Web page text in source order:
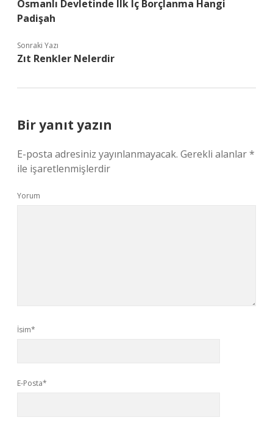
Osmanlı Devletinde Ilk Iç Borçlanma Hangi
Padişah
Sonraki Yazı
Zıt Renkler Nelerdir
Bir yanıt yazın
E-posta adresiniz yayınlanmayacak. Gerekli alanlar*
ile işaretlenmişlerdir
Yorum
İsim*
E-Posta*